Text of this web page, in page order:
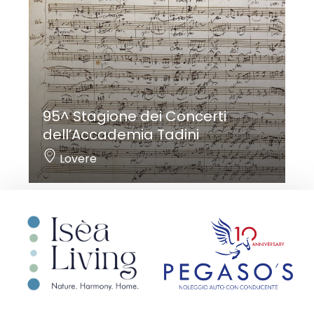
95^ Stagione dei Concerti
dell’Accademia Tadini
Lovere